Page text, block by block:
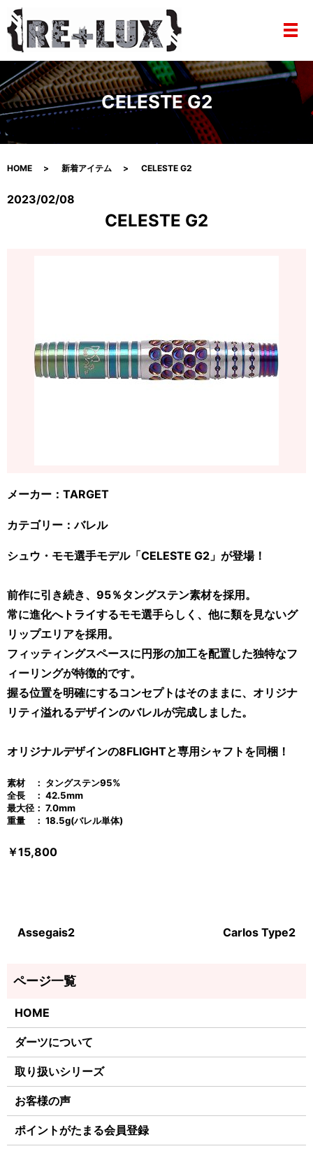
メ
CELESTE G2
HOME 新着アイテム CELESTE G2
2023/02/08
CELESTE G2
メーカー：TARGET
カテゴリー：バレル
シュウ・モモ選手モデル「CELESTE G2」が登場！
前作に引き続き、95％タングステン素材を採用。
常に進化へトライするモモ選手らしく、他に類を見ないグ
リップエリアを採用。
フィッティングスペースに円形の加工を配置した独特なフ
ィーリングが特徴的です。
握る位置を明確にするコンセプトはそのままに、オリジナ
リティ溢れるデザインのバレルが完成しました。
オリジナルデザインの8FLIGHTと専用シャフトを同梱！
素材 ： タングステン95%
全長 ： 42.5mm
最大径： 7.0mm
重量 ： 18.5g(バレル単体)
￥15,800
Assegais2 Carlos Type2
HOME
ダーツについて
取り扱いシリーズ
お客様の声
ポイントがたまる会員登録